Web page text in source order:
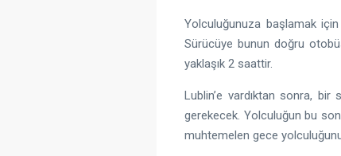
Yolculuğunuza başlamak için
Sürücüye bunun doğru
yaklaşık 2 saattir.
Lublin’e vardıktan sonra,
gerekecek. Yolculuğun bu son
muhtemelen gece